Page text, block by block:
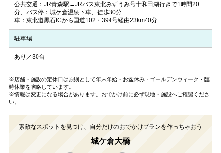
公共交通：JR青森駅→JRバス東北みずうみ号十和田湖行きで1時間20
分、バス停：城ケ倉温泉下車、徒歩30分
車：東北道黒石ICから国道102・394号経由23km40分
駐車場
あり／30台
※店舗・施設の定休日は原則として年末年始・お盆休み・ゴールデンウィーク・臨
時休業を省略しています。
※情報は変更になる場合があります。おでかけ前に必ず現地・施設へご確認くださ
い。
素敵なスポットを見つけ、自分だけのおでかけプランを作っちゃおう
城ケ倉大橋